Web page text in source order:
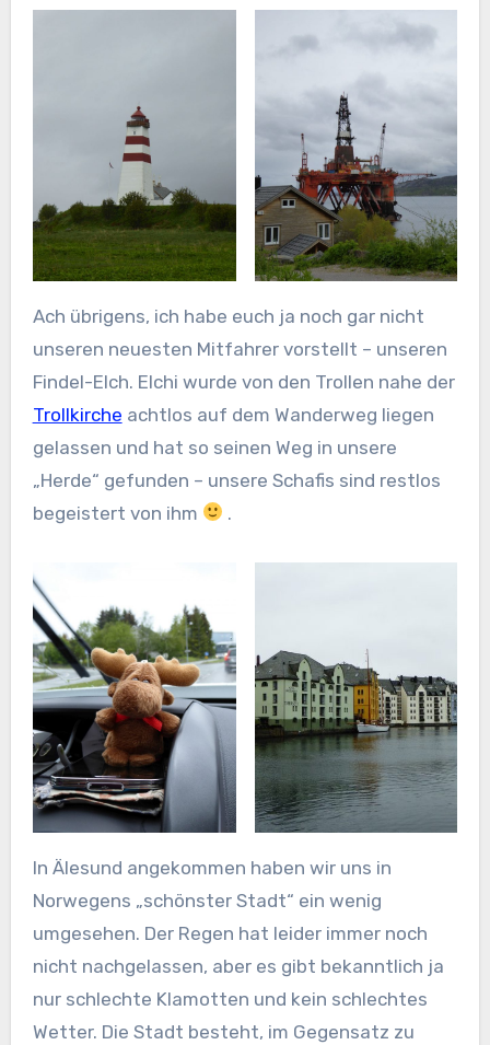
Ach übrigens, ich habe euch ja noch gar nicht
unseren neuesten Mitfahrer vorstellt – unseren
Findel-Elch. Elchi wurde von den Trollen nahe der
Trollkirche achtlos auf dem Wanderweg liegen
gelassen und hat so seinen Weg in unsere
„Herde“ gefunden – unsere Schafis sind restlos
begeistert von ihm
.
In Älesund angekommen haben wir uns in
Norwegens „schönster Stadt“ ein wenig
umgesehen. Der Regen hat leider immer noch
nicht nachgelassen, aber es gibt bekanntlich ja
nur schlechte Klamotten und kein schlechtes
Wetter. Die Stadt besteht, im Gegensatz zu